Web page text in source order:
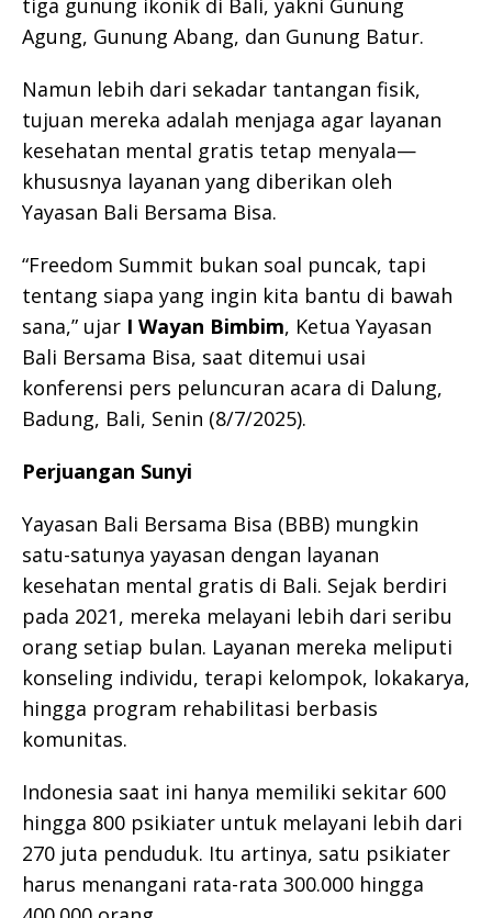
Agung, Gunung Abang, dan Gunung Batur.
Namun lebih dari sekadar tantangan fisik,
tujuan mereka adalah menjaga agar layanan
kesehatan mental gratis tetap menyala—
khususnya layanan yang diberikan oleh
Yayasan Bali Bersama Bisa.
“Freedom Summit bukan soal puncak, tapi
tentang siapa yang ingin kita bantu di bawah
sana,” ujar I Wayan Bimbim, Ketua Yayasan
Bali Bersama Bisa, saat ditemui usai
konferensi pers peluncuran acara di Dalung,
Badung, Bali, Senin (8/7/2025).
Perjuangan Sunyi
Yayasan Bali Bersama Bisa (BBB) mungkin
satu-satunya yayasan dengan layanan
kesehatan mental gratis di Bali. Sejak berdiri
pada 2021, mereka melayani lebih dari seribu
orang setiap bulan. Layanan mereka meliputi
konseling individu, terapi kelompok, lokakarya,
hingga program rehabilitasi berbasis
komunitas.
Indonesia saat ini hanya memiliki sekitar 600
hingga 800 psikiater untuk melayani lebih dari
270 juta penduduk. Itu artinya, satu psikiater
harus menangani rata-rata 300.000 hingga